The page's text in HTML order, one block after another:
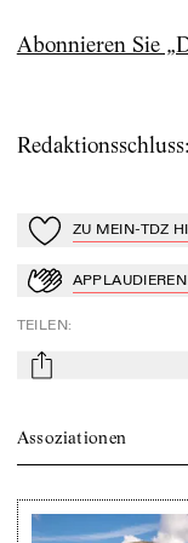
Abonnieren Sie
Zu Mein-TdZ
ZU MEIN-TDZ
ApplaudierenAPPLAUDIEREN
TEILEN:
mail
Assoziationen